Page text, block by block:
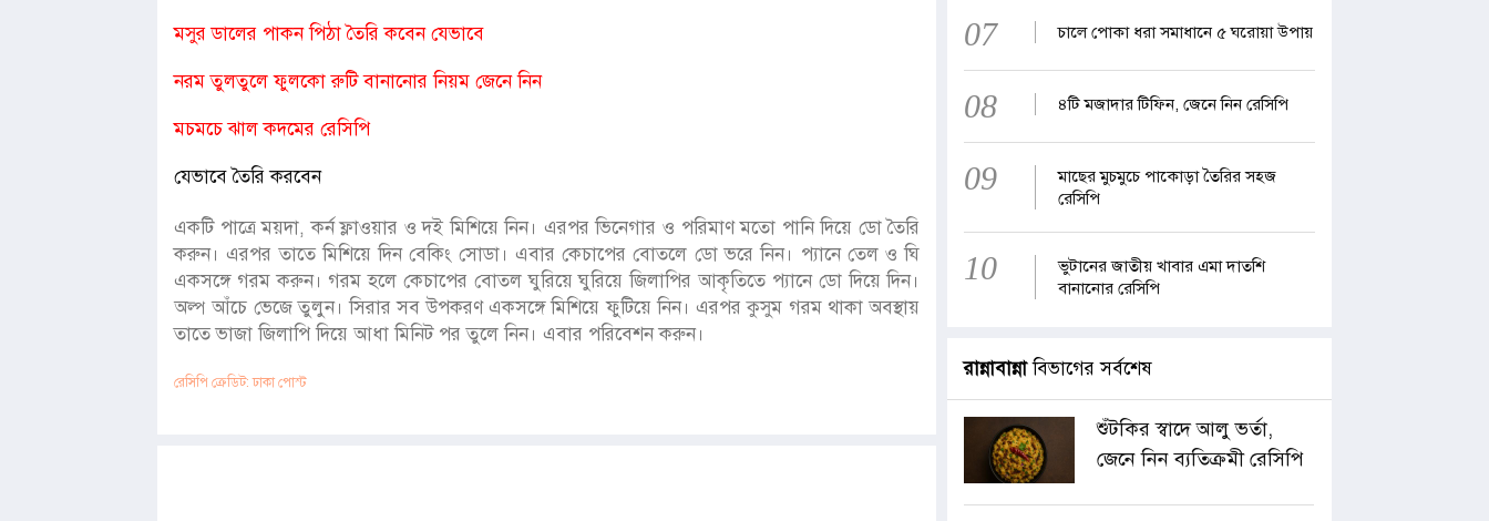
মসুর ডালের পাকন পিঠা তৈরি কবেন যেভাবে
নরম তুলতুলে ফুলকো রুটি বানানোর নিয়ম জেনে নিন
মচমচে ঝাল কদমের রেসিপি
যেভাবে তৈরি করবেন
একটি পাত্রে ময়দা, কর্ন ফ্লাওয়ার ও দই মিশিয়ে নিন। এরপর ভিনেগার ও পরিমাণ মতো পানি দিয়ে ডো তৈরি
করুন। এরপর তাতে মিশিয়ে দিন বেকিং সোডা। এবার কেচাপের বোতলে ডো ভরে নিন। প্যানে তেল ও ঘি
একসঙ্গে গরম করুন। গরম হলে কেচাপের বোতল ঘুরিয়ে ঘুরিয়ে জিলাপির আকৃতিতে প্যানে ডো দিয়ে দিন।
অল্প আঁচে ভেজে তুলুন। সিরার সব উপকরণ একসঙ্গে মিশিয়ে ফুটিয়ে নিন। এরপর কুসুম গরম থাকা অবস্থায়
তাতে ভাজা জিলাপি দিয়ে আধা মিনিট পর তুলে নিন। এবার পরিবেশন করুন।
রেসিপি ক্রেডিট: ঢাকা পোস্ট
07 চালে পোকা ধরা সমাধানে ৫ ঘরোয়া উপায়
08 ৪টি মজাদার টিফিন, জেনে নিন রেসিপি
09
মাছের মুচমুচে পাকোড়া তৈরির সহজ
রেসিপি
10
ভুটানের জাতীয় খাবার এমা দাতশি
বানানোর রেসিপি
রান্নাবান্নাবিভাগের সর্বশেষ
শুঁটকির স্বাদে আলু ভর্তা,
জেনে নিন ব্যতিক্রমী রেসিপি